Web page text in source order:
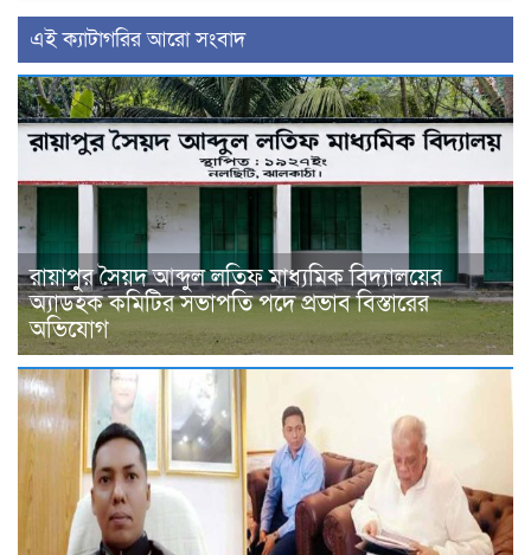
‍এই ক্যাটাগরির ‍আরো সংবাদ
রায়াপুর সৈয়দ আব্দুল লতিফ মাধ্যমিক বিদ্যালয়ের
অ্যাডহক কমিটির সভাপতি পদে প্রভাব বিস্তারের
অভিযোগ